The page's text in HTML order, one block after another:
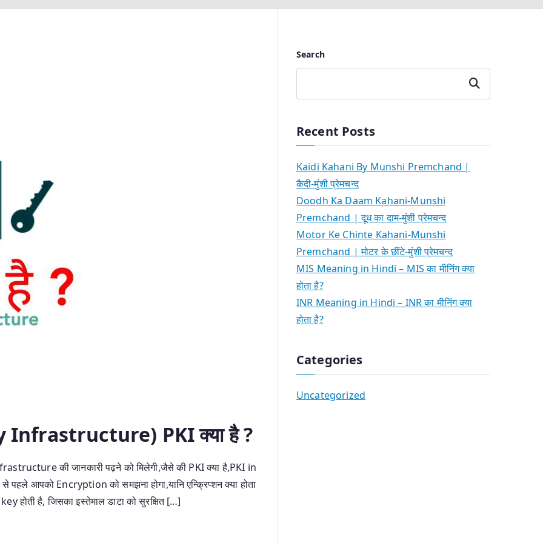
PKI क्या है ?
की जानकारी पढ़ने को मिलेगी,जैसे की PKI क्या है,PKI in
आपको Encryption को समझना होगा,यानि एन्क्रिप्शन क्या होता
होती है, जिसका इस्तेमाल डाटा को सुरक्षित […]
Search
Search
Recent Posts
Kaidi Kahani By Munshi Premchand |
कैदी-मुंशी प्रेमचन्द
Doodh Ka Daam Kahani-Munshi
Premchand | दूध का दाम-मुंशी प्रेमचन्द
Motor Ke Chinte Kahani-Munshi
Premchand | मोटर के छींटे-मुंशी प्रेमचन्द
MIS Meaning in Hindi – MIS का मीनिंग क्या
होता है?
INR Meaning in Hindi – INR का मीनिंग क्या
होता है?
Categories
Uncategorized